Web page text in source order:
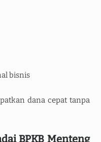
bisnis
dana cepat tanpa
BPKB Menteng